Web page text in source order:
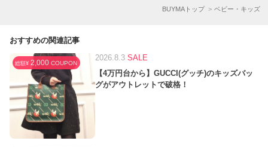
BUYMAトップ ベビー・キッズ
おすすめの関連記事
総額¥ 2,000 COUPON
2026.8.3 SALE
【4万円台から】GUCCI(グッチ)のキッズバッ
グがアウトレットで破格！